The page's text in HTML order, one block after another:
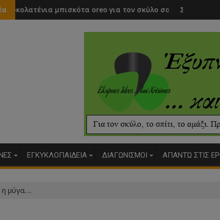
oreo για τον σκύλο σας Σοκολατένια μπισκότα με
ΕΓΚΥΚΛΟΠΑΙΔΕΙΑ ΔΙΑΓΩΝΙΣΜΟΙ ΑΠΑΝΤΏ ΣΤΙΣ
η μύγα….